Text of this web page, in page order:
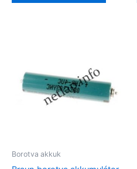
Borotva akkuk